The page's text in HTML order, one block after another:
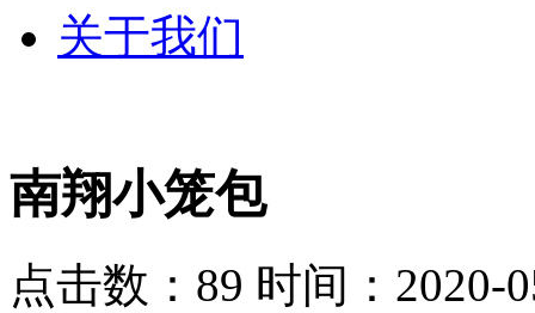
关于我们
南翔小笼包
点击数：89 时间：2020-